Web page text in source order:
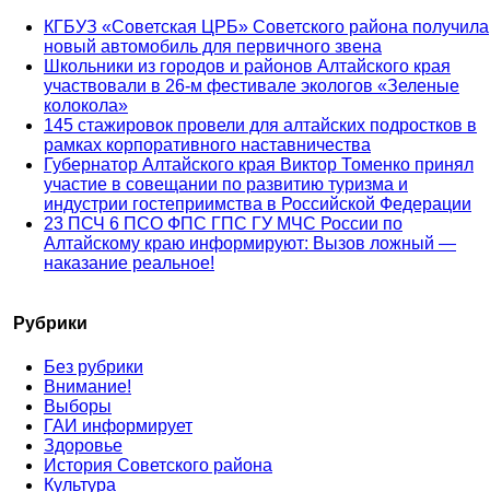
КГБУЗ «Советская ЦРБ» Советского района получила
новый автомобиль для первичного звена
Школьники из городов и районов Алтайского края
участвовали в 26-м фестивале экологов «Зеленые
колокола»
145 стажировок провели для алтайских подростков в
рамках корпоративного наставничества
Губернатор Алтайского края Виктор Томенко принял
участие в совещании по развитию туризма и
индустрии гостеприимства в Российской Федерации
23 ПСЧ 6 ПСО ФПС ГПС ГУ МЧС России по
Алтайскому краю информируют: Вызов ложный —
наказание реальное!
Рубрики
Без рубрики
Внимание!
Выборы
ГАИ информирует
Здоровье
История Советского района
Культура